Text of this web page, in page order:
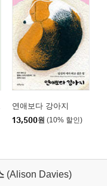
우유 / 고양이 발가락
깨무는 습관 / 사람=털
연애보다 강아지
13,500원 (10% 할인)
(Alison Davies)